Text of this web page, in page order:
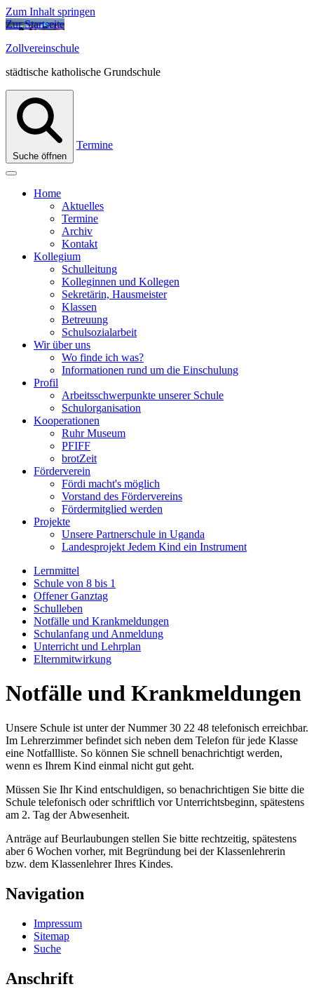
Zum Inhalt springen
Zur Startseite
Zollvereinschule
städtische katholische Grundschule
Suche öffnen
Termine
Home
Aktuelles
Termine
Archiv
Kontakt
Kollegium
Schulleitung
Kolleginnen und Kollegen
Sekretärin, Hausmeister
Klassen
Betreuung
Schulsozialarbeit
Wir über uns
Wo finde ich was?
Informationen rund um die Einschulung
Profil
Arbeitsschwerpunkte unserer Schule
Schulorganisation
Kooperationen
Ruhr Museum
PFIFF
brotZeit
Förderverein
Fördi macht's möglich
Vorstand des Fördervereins
Fördermitglied werden
Projekte
Unsere Partnerschule in Uganda
Landesprojekt Jedem Kind ein Instrument
Lernmittel
Schule von 8 bis 1
Offener Ganztag
Schulleben
Notfälle und Krankmeldungen
Schulanfang und Anmeldung
Unterricht und Lehrplan
Elternmitwirkung
Notfälle und Krankmeldungen
Unsere Schule ist unter der Nummer 30 22 48 telefonisch erreichbar.
Im Lehrerzimmer befindet sich neben dem Telefon für jede Klasse
eine Notfallliste. So können Sie schnell benachrichtigt werden,
wenn es Ihrem Kind einmal nicht gut geht.
Müssen Sie Ihr Kind entschuldigen, so benachrichtigen Sie bitte die
Schule telefonisch oder schriftlich vor Unterrichtsbeginn, spätestens
am 2. Tag der Abwesenheit.
Anträge auf Beurlaubungen stellen Sie bitte rechtzeitig, spätestens
aber 6 Wochen vorher, mit Begründung bei der Klassenlehrerin
bzw. dem Klassenlehrer Ihres Kindes.
Navigation
Impressum
Sitemap
Suche
Anschrift